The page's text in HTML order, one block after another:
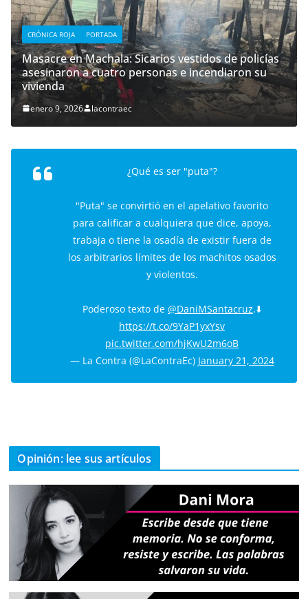
CRÓNICA ROJA PORTADA
Masacre en Machala: Sicarios vestidos de policías
asesinaron a cuatro personas e incendiaron su
vivienda
enero 9, 2026 lacontraec
¿Qué es ser "puta"?
"Puta" se convirtió en el apelativo favorito
para calificar a cualquiera que dice, apoya,
trabaja o tiene la osadía de existir fuera de
los arbitrarios límites de los machitos osados
y violentos.
Poderoso texto de @DaniMSantacruz.⬇️
https://t.co/9YaP1yxYsv
pic.twitter.com/hjKwU2m6oB
— La Contra (@LaContraEc) January 21, 2024
Opinión: lee sus artículos